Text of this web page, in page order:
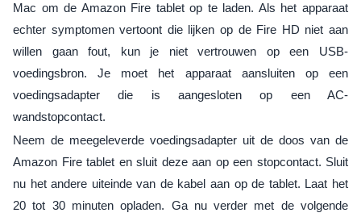
Mac om de Amazon Fire tablet op te laden. Als het apparaat
echter symptomen vertoont die lijken op de Fire HD niet aan
willen gaan fout, kun je niet vertrouwen op een USB-
voedingsbron. Je moet het apparaat aansluiten op een
voedingsadapter die is aangesloten op een AC-
wandstopcontact.
Neem de meegeleverde voedingsadapter uit de doos van de
Amazon Fire tablet en sluit deze aan op een stopcontact. Sluit
nu het andere uiteinde van de kabel aan op de tablet. Laat het
20 tot 30 minuten opladen. Ga nu verder met de volgende